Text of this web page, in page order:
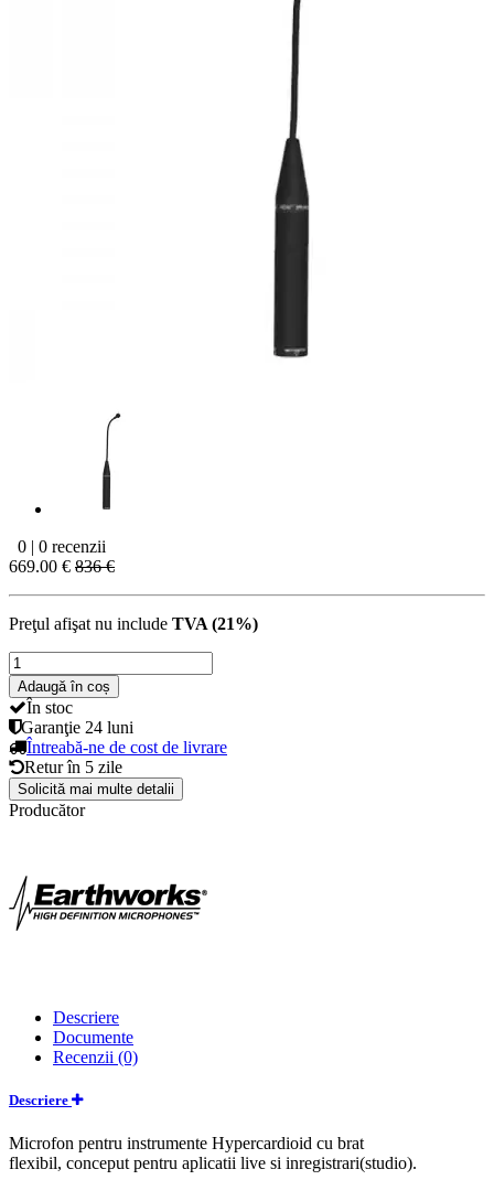
0 | 0 recenzii
669.00 € 836 €
Preţul afişat nu include TVA (21%)
Adaugă în coș
În stoc
Garanţie 24 luni
Întreabă-ne de cost de livrare
Retur în 5 zile
Solicită mai multe detalii
Producător
Descriere
Documente
Recenzii (0)
Descriere
Microfon pentru instrumente Hypercardioid cu brat
flexibil, conceput pentru aplicatii live si inregistrari(studio).